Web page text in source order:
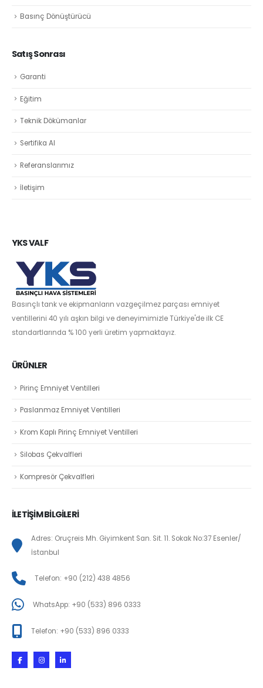
Basınç Dönüştürücü
Satış Sonrası
Garanti
Eğitim
Teknik Dökümanlar
Sertifika Al
Referanslarımız
İletişim
YKS VALF
Basınçlı tank ve ekipmanların vazgeçilmez parçası emniyet
ventillerini 40 yılı aşkın bilgi ve deneyimimizle Türkiye'de ilk CE
standartlarında % 100 yerli üretim yapmaktayız.
ÜRÜNLER
Pirinç Emniyet Ventilleri
Paslanmaz Emniyet Ventilleri
Krom Kaplı Pirinç Emniyet Ventilleri
Silobas Çekvalfleri
Kompresör Çekvalfleri
İLETİŞİM BİLGİLERİ
Adres: Oruçreis Mh. Giyimkent San. Sit. 11. Sokak No:37 Esenler/
İstanbul
Telefon: +90 (212) 438 4856
WhatsApp: +90 (533) 896 0333
Telefon: +90 (533) 896 0333